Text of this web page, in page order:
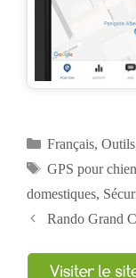
Catégories
Français, Outils
Étiquettes
GPS pour
domestiques,
Navigation
articles
Rando Grand